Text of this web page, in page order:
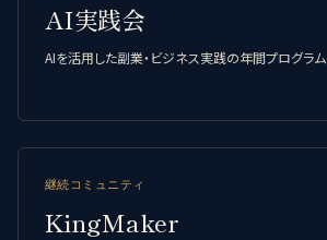
AI実践会
AIを活用した副業・ビジネス実践の年間プログラム
継続コミュニティ
KingMaker